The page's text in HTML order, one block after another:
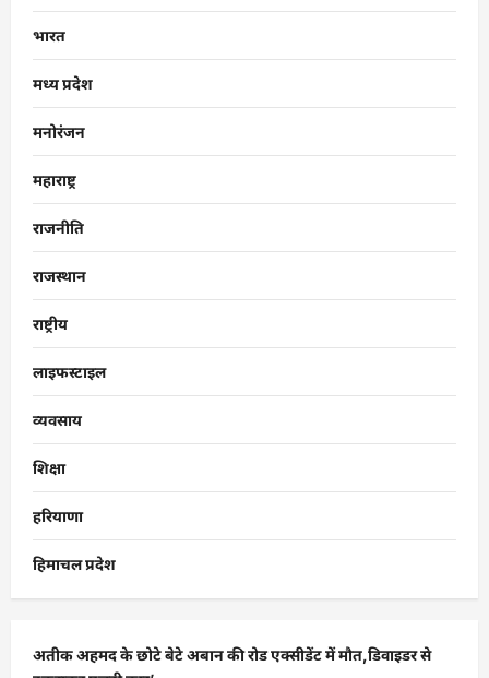
भारत
मध्य प्रदेश
मनोरंजन
महाराष्ट्र
राजनीति
राजस्थान
राष्ट्रीय
लाइफस्टाइल
व्यवसाय
शिक्षा
हरियाणा
हिमाचल प्रदेश
अतीक अहमद के छोटे बेटे अबान की रोड एक्सीडेंट में मौत,डिवाइडर से